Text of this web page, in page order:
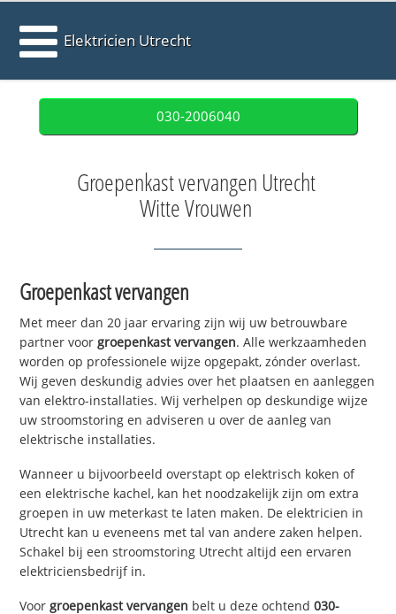
Elektricien Utrecht
030-2006040
Groepenkast vervangen Utrecht
Witte Vrouwen
Groepenkast vervangen
Met meer dan 20 jaar ervaring zijn wij uw betrouwbare
partner voorgroepenkast vervangen. Alle werkzaamheden
worden op professionele wijze opgepakt, zónder overlast.
Wij geven deskundig advies over het plaatsen en aanleggen
van elektro-installaties. Wij verhelpen op deskundige wijze
uw stroomstoring en adviseren u over de aanleg van
elektrische installaties.
Wanneer u bijvoorbeeld overstapt op elektrisch koken of
een elektrische kachel, kan het noodzakelijk zijn om extra
groepen in uw meterkast te laten maken. De elektricien in
Utrecht kan u eveneens met tal van andere zaken helpen.
Schakel bij een stroomstoring Utrecht altijd een ervaren
elektriciensbedrijf in.
Voorgroepenkast vervangen belt u deze ochtend030-